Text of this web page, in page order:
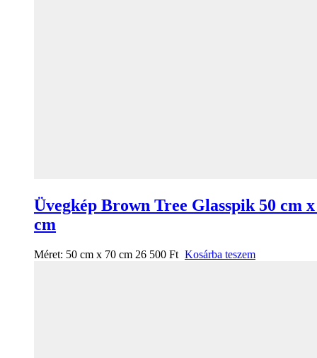
Üvegkép Brown Tree Glasspik 50 cm
cm
Méret: 50 cm x 70 cm 26 500 Ft Kosárba teszem